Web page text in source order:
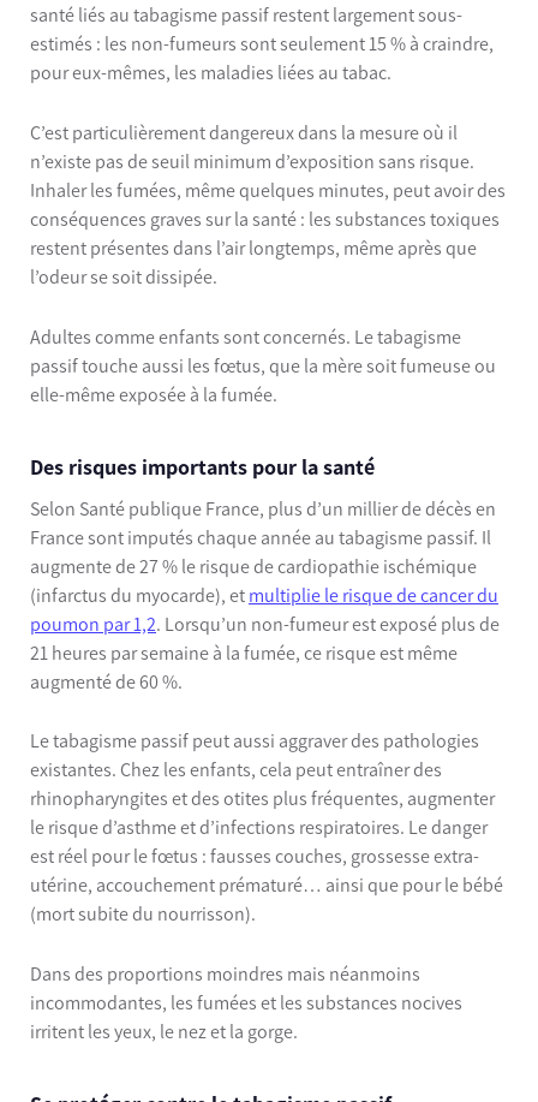
santé liés au tabagisme passif restent largement sous-
estimés : les non-fumeurs sont seulement 15 % à craindre,
pour eux-mêmes, les maladies liées au tabac.
C’est particulièrement dangereux dans la mesure où il
n’existe pas de seuil minimum d’exposition sans risque.
Inhaler les fumées, même quelques minutes, peut avoir des
conséquences graves sur la santé : les substances toxiques
restent présentes dans l’air longtemps, même après que
l’odeur se soit dissipée.
Adultes comme enfants sont concernés. Le tabagisme
passif touche aussi les fœtus, que la mère soit fumeuse ou
elle-même exposée à la fumée.
Des risques importants pour la santé
Selon Santé publique France, plus d’un millier de décès en
France sont imputés chaque année au tabagisme passif. Il
augmente de 27 % le risque de cardiopathie ischémique
(infarctus du myocarde), et multiplie le risque de cancer du
poumon par 1,2. Lorsqu’un non-fumeur est exposé plus de
21 heures par semaine à la fumée, ce risque est même
augmenté de 60 %.
Le tabagisme passif peut aussi aggraver des pathologies
existantes. Chez les enfants, cela peut entraîner des
rhinopharyngites et des otites plus fréquentes, augmenter
le risque d’asthme et d’infections respiratoires. Le danger
est réel pour le fœtus : fausses couches, grossesse extra-
utérine, accouchement prématuré… ainsi que pour le bébé
(mort subite du nourrisson).
Dans des proportions moindres mais néanmoins
incommodantes, les fumées et les substances nocives
irritent les yeux, le nez et la gorge.